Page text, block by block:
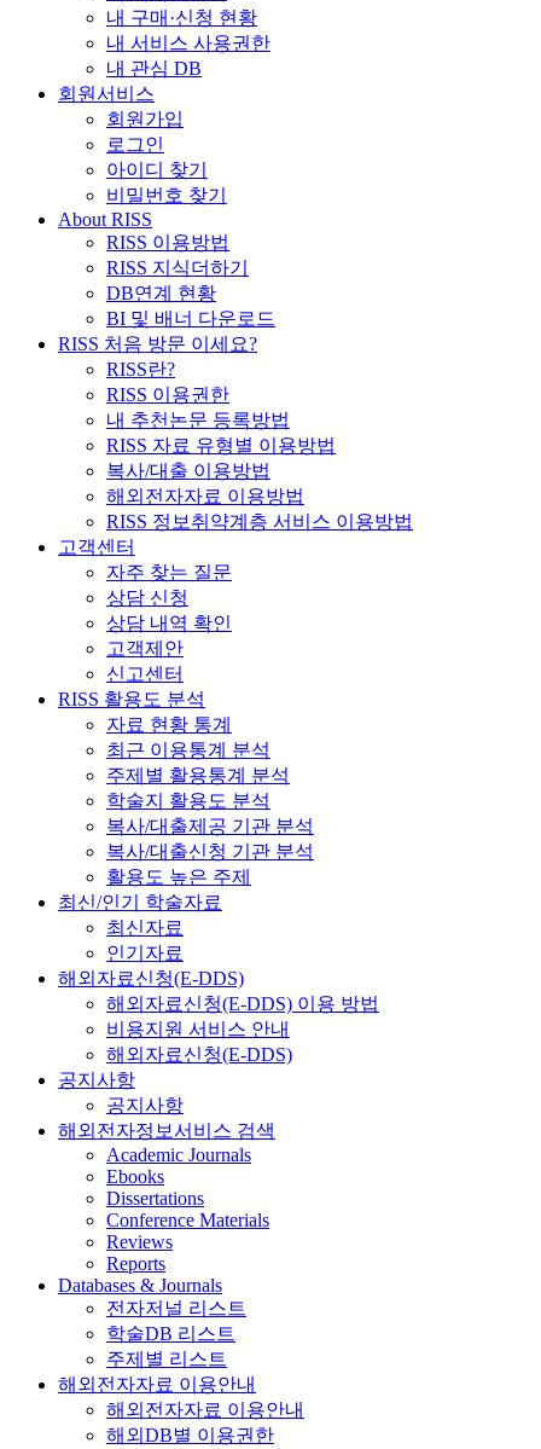
내 구매·신청 현황
내 서비스 사용권한
내 관심 DB
회원서비스
회원가입
로그인
아이디 찾기
비밀번호 찾기
About RISS
RISS 이용방법
RISS 지식더하기
DB연계 현황
BI 및 배너 다운로드
RISS 처음 방문 이세요?
RISS란?
RISS 이용권한
내 추천논문 등록방법
RISS 자료 유형별 이용방법
복사/대출 이용방법
해외전자자료 이용방법
RISS 정보취약계층 서비스 이용방법
고객센터
자주 찾는 질문
상담 신청
상담 내역 확인
고객제안
신고센터
RISS 활용도 분석
자료 현황 통계
최근 이용통계 분석
주제별 활용통계 분석
학술지 활용도 분석
복사/대출제공 기관 분석
복사/대출신청 기관 분석
활용도 높은 주제
최신/인기 학술자료
최신자료
인기자료
해외자료신청(E-DDS)
해외자료신청(E-DDS) 이용 방법
비용지원 서비스 안내
해외자료신청(E-DDS)
공지사항
공지사항
해외전자정보서비스 검색
Academic Journals
Ebooks
Dissertations
Conference Materials
Reviews
Reports
Databases & Journals
전자저널 리스트
학술DB 리스트
주제별 리스트
해외전자자료 이용안내
해외전자자료 이용안내
해외DB별 이용권한